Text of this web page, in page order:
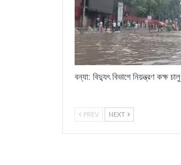
বন্যা: বিদ্যুৎ বিভাগে নিয়ন্ত্রণ কক্ষ চালু
PREV NEXT